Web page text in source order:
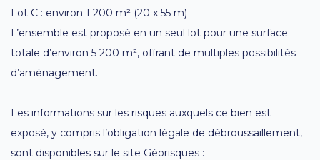
Lot C : environ 1 200 m² (20 x 55 m)
L’ensemble est proposé en un seul lot pour une surface
totale d’environ 5 200 m², offrant de multiples possibilités
d’aménagement.
Les informations sur les risques auxquels ce bien est
exposé, y compris l’obligation légale de débroussaillement,
sont disponibles sur le site Géorisques :